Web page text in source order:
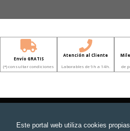
Este portal web utiliza cookies
Envío GRATIS
(*) consultar condiciones
Atención al Cliente
Laborables de 9h a 14h.
de